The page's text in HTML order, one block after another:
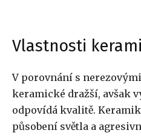
Vlastnosti
V porovnání s
keramické dražší, avšak
odpovídá kvalitě.
působení světla a